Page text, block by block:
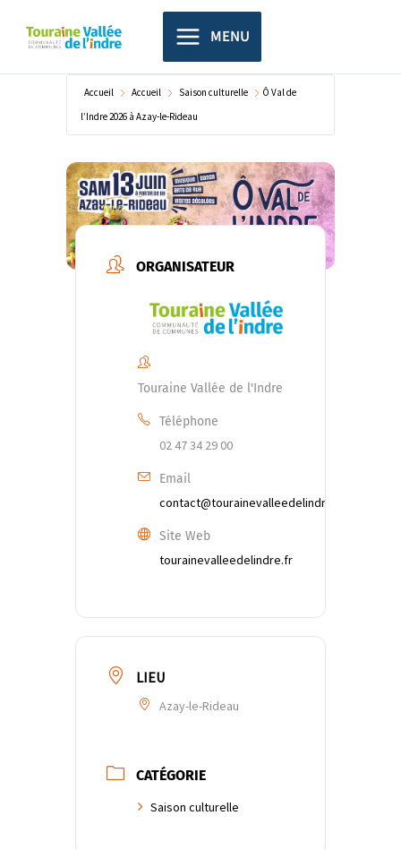
principal
MENU
Accueil Accueil Saison culturelle
Ô Val de
l’Indre 2026 à Azay-le-Rideau
ORGANISATEUR
Touraine Vallée de l'Indre
Téléphone
02 47 34 29 00
Email
contact@tourainevalleedelindre.fr
Site Web
tourainevalleedelindre.fr
LIEU
Azay-le-Rideau
CATÉGORIE
Saison culturelle